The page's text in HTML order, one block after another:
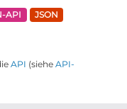
API JSON
API (siehe API-